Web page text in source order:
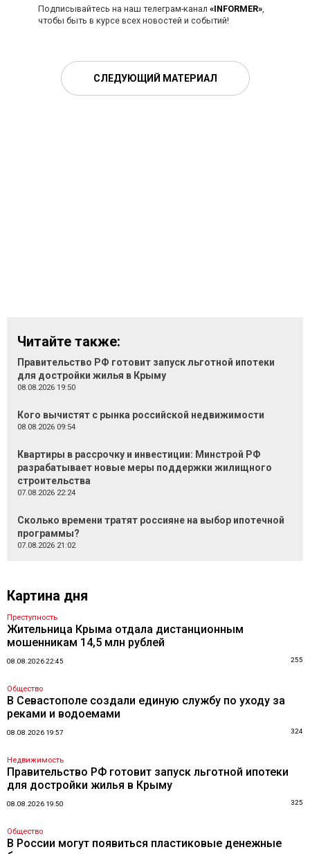
Подписывайтесь на наш телеграм-канал «INFORMER»,
чтобы быть в курсе всех новостей и событий!
СЛЕДУЮЩИЙ МАТЕРИАЛ
Читайте также:
Правительство РФ готовит запуск льготной ипотеки
для достройки жилья в Крыму
08.08.2026 19:50
Кого вычистят с рынка российской недвижимости
08.08.2026 09:54
Квартиры в рассрочку и инвестиции: Минстрой РФ
разрабатывает новые меры поддержки жилищного
строительства
07.08.2026 22:24
Сколько времени тратят россияне на выбор ипотечной
программы?
07.08.2026 21:02
Картина дня
Преступность
Жительница Крыма отдала дистанционным
мошенникам 14,5 млн рублей
08.08.2026 22:45 255
Общество
В Севастополе создали единую службу по уходу за
реками и водоемами
08.08.2026 19:57 324
Недвижимость
Правительство РФ готовит запуск льготной ипотеки
для достройки жилья в Крыму
08.08.2026 19:50 325
Общество
В России могут появиться пластиковые денежные